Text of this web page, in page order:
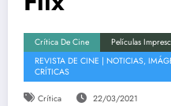
Crítica De Cine
Películas
REVISTA DE CINE | NOTICIAS,
CRÍTICAS
Crítica 22/03/2021